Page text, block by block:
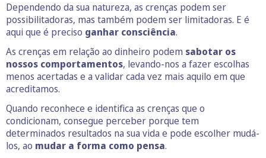
Dependendo da sua natureza, as crenças podem ser
possibilitadoras, mas também podem ser limitadoras. E é
aqui que é preciso ganhar consciência.
As crenças em relação ao dinheiro podem sabotar os
nossos comportamentos, levando-nos a fazer escolhas
menos acertadas e a validar cada vez mais aquilo em que
acreditamos.
Quando reconhece e identifica as crenças que o
condicionam, consegue perceber porque tem
determinados resultados na sua vida e pode escolher mudá-
los, ao mudar a forma como pensa.